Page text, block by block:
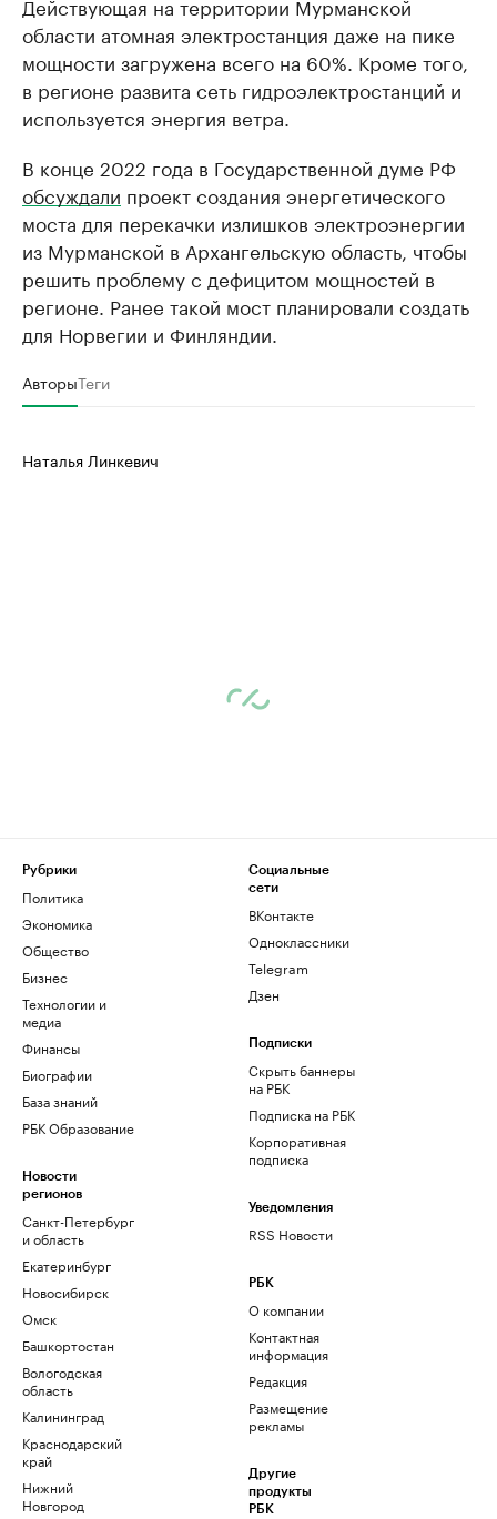
Действующая на территории Мурманской
области атомная электростанция даже на пике
мощности загружена всего на 60%. Кроме того,
в регионе развита сеть гидроэлектростанций и
используется энергия ветра.
В конце 2022 года в Государственной думе РФ
обсуждали проект создания энергетического
моста для перекачки излишков электроэнергии
из Мурманской в Архангельскую область, чтобы
решить проблему с дефицитом мощностей в
регионе. Ранее такой мост планировали создать
для Норвегии и Финляндии.
АвторыТеги
Наталья Линкевич
Рубрики
Политика
Экономика
Общество
Бизнес
Технологии и
медиа
Финансы
Биографии
База знаний
РБК Образование
Новости
регионов
Санкт-Петербург
и область
Екатеринбург
Новосибирск
Омск
Башкортостан
Вологодская
область
Калининград
Краснодарский
край
Нижний
Новгород
Социальные
сети
ВКонтакте
Одноклассники
Telegram
Дзен
Подписки
Скрыть баннеры
на РБК
Подписка на РБК
Корпоративная
подписка
Уведомления
RSS Новости
РБК
О компании
Контактная
информация
Редакция
Размещение
рекламы
Другие
продукты
РБК